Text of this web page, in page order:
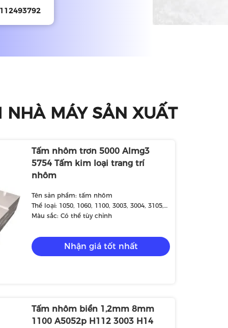
MÁY SẢN XUẤT
Tấm nhôm trơn 5000 Almg3
5754 Tấm kim loại trang trí
nhôm
Tên sản phẩm: tấm nhôm
Thể loại: 1050, 1060, 1100, 3003, 3004, 3105,
5052, 5005, 5083, 6061, 6063, 7075, v.v.
Màu sắc: Có thể tùy chỉnh
Nhận giá tốt nhất
Tấm nhôm biển 1,2mm 8mm
1100 A5052p H112 3003 H14